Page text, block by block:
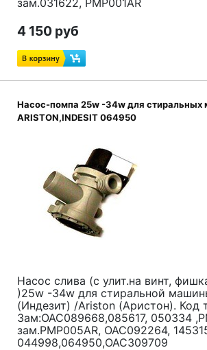
зам.031622, PMP001AR
4 150 руб
Насос-помпа 25w -34w для стиральных
ARISTON,INDESIT 064950
Насос слива (с улит.на винт,
)25w -34w для стиральной
(Индезит) /Ariston (Аристон). Код
Зам:OAC089668,085617, 050334
зам.PMP005AR, OAC092264,
044998,064950,OAC309709